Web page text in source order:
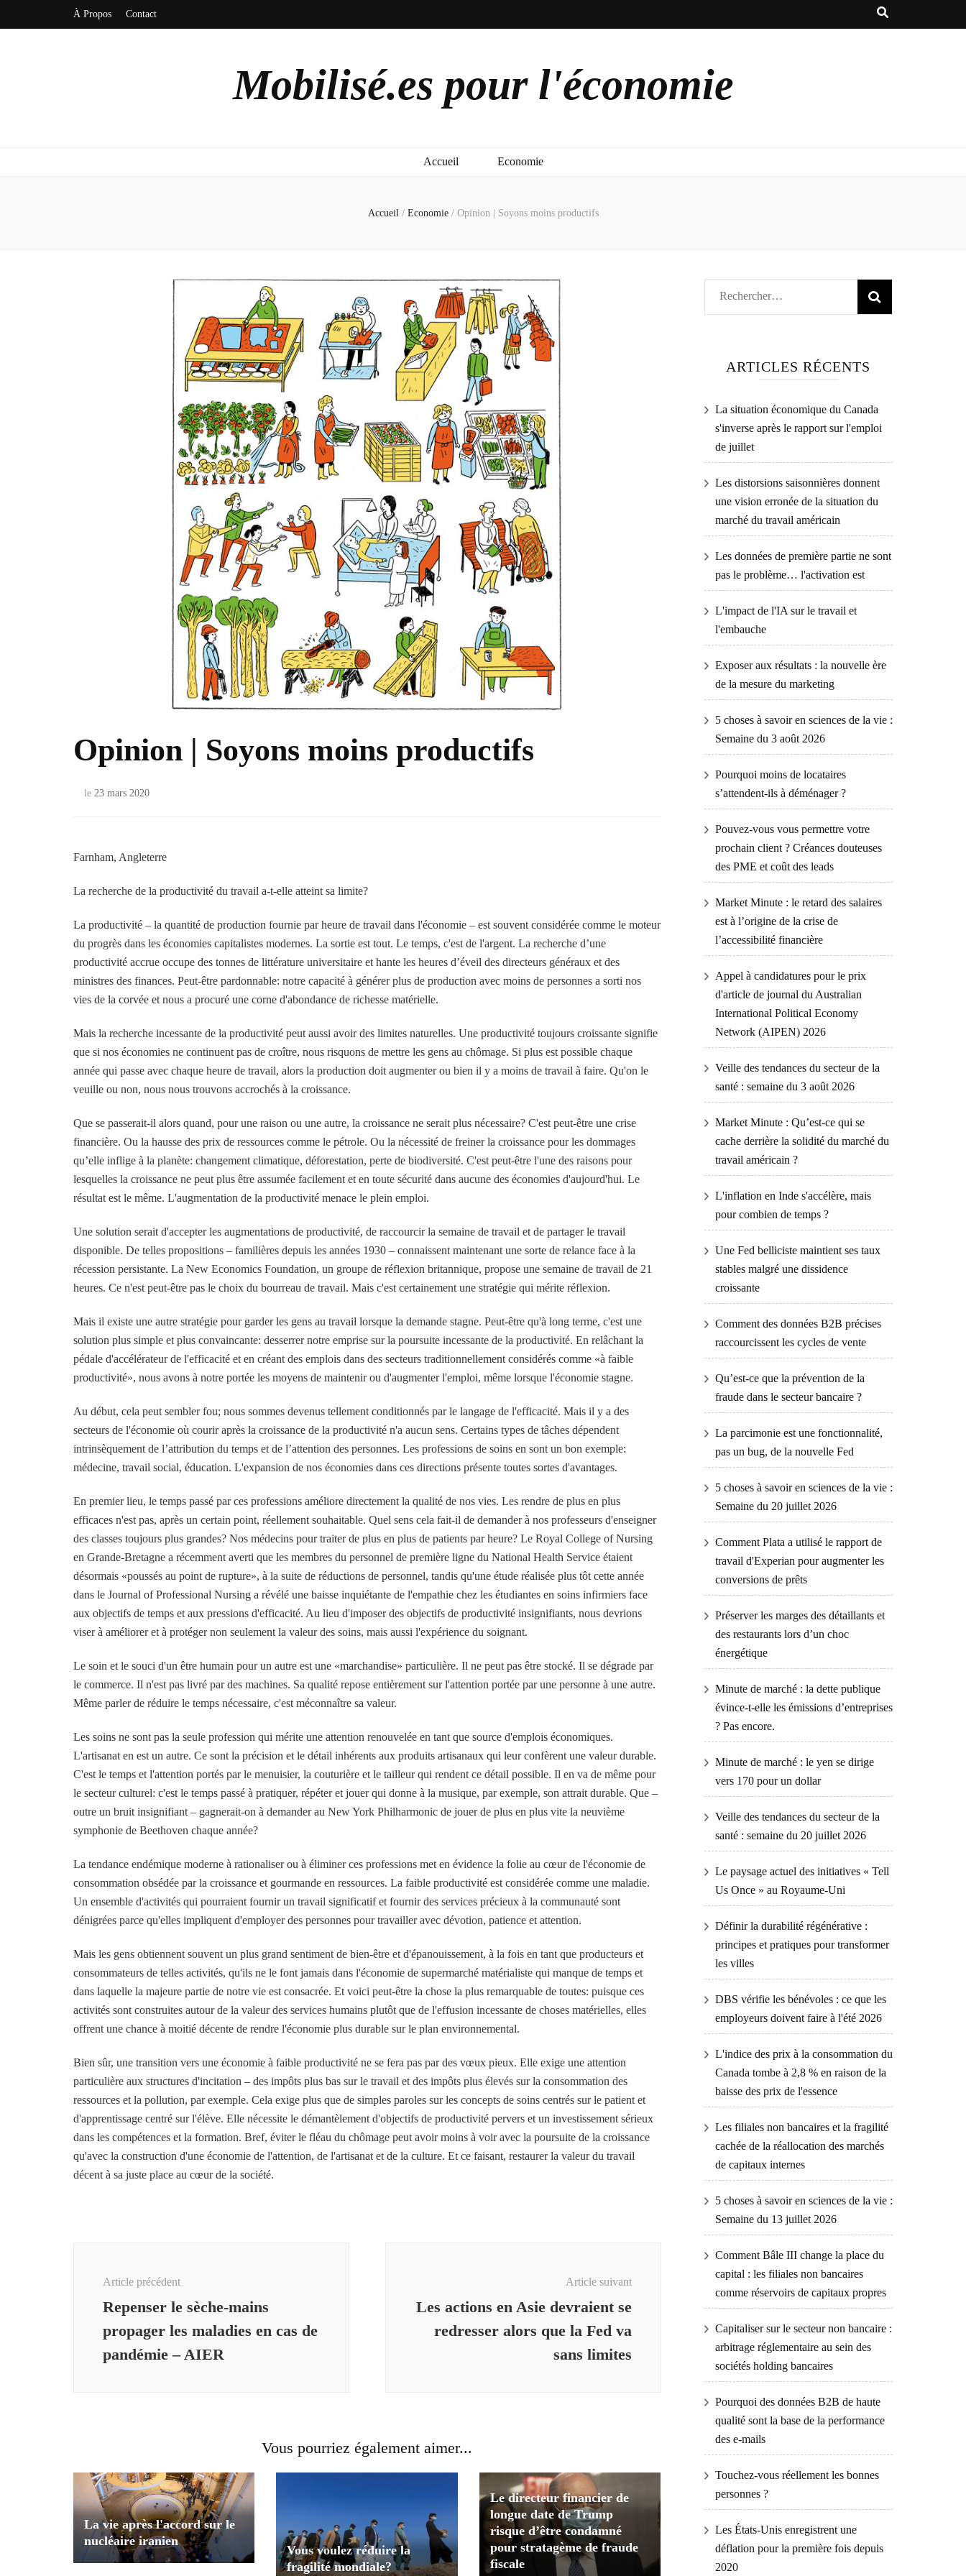
À Propos Contact
Mobilisé.es pour l'économie
Accueil Economie
Accueil / Economie / Opinion | Soyons moins productifs
Opinion | Soyons moins productifs
le 23 mars 2020
Farnham, Angleterre
La recherche de la productivité du travail a-t-elle atteint sa limite?
La productivité – la quantité de production fournie par heure de travail dans l'économie – est souvent considérée comme le moteur
du progrès dans les économies capitalistes modernes. La sortie est tout. Le temps, c'est de l'argent. La recherche d’une
productivité accrue occupe des tonnes de littérature universitaire et hante les heures d’éveil des directeurs généraux et des
ministres des finances. Peut-être pardonnable: notre capacité à générer plus de production avec moins de personnes a sorti nos
vies de la corvée et nous a procuré une corne d'abondance de richesse matérielle.
Mais la recherche incessante de la productivité peut aussi avoir des limites naturelles. Une productivité toujours croissante signifie
que si nos économies ne continuent pas de croître, nous risquons de mettre les gens au chômage. Si plus est possible chaque
année qui passe avec chaque heure de travail, alors la production doit augmenter ou bien il y a moins de travail à faire. Qu'on le
veuille ou non, nous nous trouvons accrochés à la croissance.
Que se passerait-il alors quand, pour une raison ou une autre, la croissance ne serait plus nécessaire? C'est peut-être une crise
financière. Ou la hausse des prix de ressources comme le pétrole. Ou la nécessité de freiner la croissance pour les dommages
qu’elle inflige à la planète: changement climatique, déforestation, perte de biodiversité. C'est peut-être l'une des raisons pour
lesquelles la croissance ne peut plus être assumée facilement et en toute sécurité dans aucune des économies d'aujourd'hui. Le
résultat est le même. L'augmentation de la productivité menace le plein emploi.
Une solution serait d'accepter les augmentations de productivité, de raccourcir la semaine de travail et de partager le travail
disponible. De telles propositions – familières depuis les années 1930 – connaissent maintenant une sorte de relance face à la
récession persistante. La New Economics Foundation, un groupe de réflexion britannique, propose une semaine de travail de 21
heures. Ce n'est peut-être pas le choix du bourreau de travail. Mais c'est certainement une stratégie qui mérite réflexion.
Mais il existe une autre stratégie pour garder les gens au travail lorsque la demande stagne. Peut-être qu'à long terme, c'est une
solution plus simple et plus convaincante: desserrer notre emprise sur la poursuite incessante de la productivité. En relâchant la
pédale d'accélérateur de l'efficacité et en créant des emplois dans des secteurs traditionnellement considérés comme «à faible
productivité», nous avons à notre portée les moyens de maintenir ou d'augmenter l'emploi, même lorsque l'économie stagne.
Au début, cela peut sembler fou; nous sommes devenus tellement conditionnés par le langage de l'efficacité. Mais il y a des
secteurs de l'économie où courir après la croissance de la productivité n'a aucun sens. Certains types de tâches dépendent
intrinsèquement de l’attribution du temps et de l’attention des personnes. Les professions de soins en sont un bon exemple:
médecine, travail social, éducation. L'expansion de nos économies dans ces directions présente toutes sortes d'avantages.
En premier lieu, le temps passé par ces professions améliore directement la qualité de nos vies. Les rendre de plus en plus
efficaces n'est pas, après un certain point, réellement souhaitable. Quel sens cela fait-il de demander à nos professeurs d'enseigner
des classes toujours plus grandes? Nos médecins pour traiter de plus en plus de patients par heure? Le Royal College of Nursing
en Grande-Bretagne a récemment averti que les membres du personnel de première ligne du National Health Service étaient
désormais «poussés au point de rupture», à la suite de réductions de personnel, tandis qu'une étude réalisée plus tôt cette année
dans le Journal of Professional Nursing a révélé une baisse inquiétante de l'empathie chez les étudiantes en soins infirmiers face
aux objectifs de temps et aux pressions d'efficacité. Au lieu d'imposer des objectifs de productivité insignifiants, nous devrions
viser à améliorer et à protéger non seulement la valeur des soins, mais aussi l'expérience du soignant.
Le soin et le souci d'un être humain pour un autre est une «marchandise» particulière. Il ne peut pas être stocké. Il se dégrade par
le commerce. Il n'est pas livré par des machines. Sa qualité repose entièrement sur l'attention portée par une personne à une autre.
Même parler de réduire le temps nécessaire, c'est méconnaître sa valeur.
Les soins ne sont pas la seule profession qui mérite une attention renouvelée en tant que source d'emplois économiques.
L'artisanat en est un autre. Ce sont la précision et le détail inhérents aux produits artisanaux qui leur confèrent une valeur durable.
C'est le temps et l'attention portés par le menuisier, la couturière et le tailleur qui rendent ce détail possible. Il en va de même pour
le secteur culturel: c'est le temps passé à pratiquer, répéter et jouer qui donne à la musique, par exemple, son attrait durable. Que –
outre un bruit insignifiant – gagnerait-on à demander au New York Philharmonic de jouer de plus en plus vite la neuvième
symphonie de Beethoven chaque année?
La tendance endémique moderne à rationaliser ou à éliminer ces professions met en évidence la folie au cœur de l'économie de
consommation obsédée par la croissance et gourmande en ressources. La faible productivité est considérée comme une maladie.
Un ensemble d'activités qui pourraient fournir un travail significatif et fournir des services précieux à la communauté sont
dénigrées parce qu'elles impliquent d'employer des personnes pour travailler avec dévotion, patience et attention.
Mais les gens obtiennent souvent un plus grand sentiment de bien-être et d'épanouissement, à la fois en tant que producteurs et
consommateurs de telles activités, qu'ils ne le font jamais dans l'économie de supermarché matérialiste qui manque de temps et
dans laquelle la majeure partie de notre vie est consacrée. Et voici peut-être la chose la plus remarquable de toutes: puisque ces
activités sont construites autour de la valeur des services humains plutôt que de l'effusion incessante de choses matérielles, elles
offrent une chance à moitié décente de rendre l'économie plus durable sur le plan environnemental.
Bien sûr, une transition vers une économie à faible productivité ne se fera pas par des vœux pieux. Elle exige une attention
particulière aux structures d'incitation – des impôts plus bas sur le travail et des impôts plus élevés sur la consommation des
ressources et la pollution, par exemple. Cela exige plus que de simples paroles sur les concepts de soins centrés sur le patient et
d'apprentissage centré sur l'élève. Elle nécessite le démantèlement d'objectifs de productivité pervers et un investissement sérieux
dans les compétences et la formation. Bref, éviter le fléau du chômage peut avoir moins à voir avec la poursuite de la croissance
qu'avec la construction d'une économie de l'attention, de l'artisanat et de la culture. Et ce faisant, restaurer la valeur du travail
décent à sa juste place au cœur de la société.
Article précédent
Repenser le sèche-mains
propager les maladies en cas de
pandémie – AIER
Article suivant
Les actions en Asie devraient se
redresser alors que la Fed va
sans limites
Vous pourriez également aimer...
La vie après l'accord sur le
nucléaire iranien
Vous voulez réduire la
fragilité mondiale?
Le directeur financier de
longue date de Trump
risque d’être condamné
pour stratagème de fraude
fiscale
Rechercher :
ARTICLES RÉCENTS
La situation économique du Canada
s'inverse après le rapport sur l'emploi
de juillet
Les distorsions saisonnières donnent
une vision erronée de la situation du
marché du travail américain
Les données de première partie ne sont
pas le problème… l'activation est
L'impact de l'IA sur le travail et
l'embauche
Exposer aux résultats : la nouvelle ère
de la mesure du marketing
5 choses à savoir en sciences de la vie :
Semaine du 3 août 2026
Pourquoi moins de locataires
s’attendent-ils à déménager ?
Pouvez-vous vous permettre votre
prochain client ? Créances douteuses
des PME et coût des leads
Market Minute : le retard des salaires
est à l’origine de la crise de
l’accessibilité financière
Appel à candidatures pour le prix
d'article de journal du Australian
International Political Economy
Network (AIPEN) 2026
Veille des tendances du secteur de la
santé : semaine du 3 août 2026
Market Minute : Qu’est-ce qui se
cache derrière la solidité du marché du
travail américain ?
L'inflation en Inde s'accélère, mais
pour combien de temps ?
Une Fed belliciste maintient ses taux
stables malgré une dissidence
croissante
Comment des données B2B précises
raccourcissent les cycles de vente
Qu’est-ce que la prévention de la
fraude dans le secteur bancaire ?
La parcimonie est une fonctionnalité,
pas un bug, de la nouvelle Fed
5 choses à savoir en sciences de la vie :
Semaine du 20 juillet 2026
Comment Plata a utilisé le rapport de
travail d'Experian pour augmenter les
conversions de prêts
Préserver les marges des détaillants et
des restaurants lors d’un choc
énergétique
Minute de marché : la dette publique
évince-t-elle les émissions d’entreprises
? Pas encore.
Minute de marché : le yen se dirige
vers 170 pour un dollar
Veille des tendances du secteur de la
santé : semaine du 20 juillet 2026
Le paysage actuel des initiatives « Tell
Us Once » au Royaume-Uni
Définir la durabilité régénérative :
principes et pratiques pour transformer
les villes
DBS vérifie les bénévoles : ce que les
employeurs doivent faire à l'été 2026
L'indice des prix à la consommation du
Canada tombe à 2,8 % en raison de la
baisse des prix de l'essence
Les filiales non bancaires et la fragilité
cachée de la réallocation des marchés
de capitaux internes
5 choses à savoir en sciences de la vie :
Semaine du 13 juillet 2026
Comment Bâle III change la place du
capital : les filiales non bancaires
comme réservoirs de capitaux propres
Capitaliser sur le secteur non bancaire :
arbitrage réglementaire au sein des
sociétés holding bancaires
Pourquoi des données B2B de haute
qualité sont la base de la performance
des e-mails
Touchez-vous réellement les bonnes
personnes ?
Les États-Unis enregistrent une
déflation pour la première fois depuis
2020